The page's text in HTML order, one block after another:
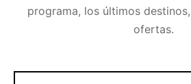
programa, los últimos
ofertas.